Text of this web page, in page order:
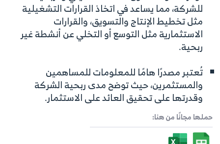
للشركة، مما يساعد في اتخاذ القرارات التشغيلية
مثل تخطيط الإنتاج والتسويق، والقرارات
الاستثمارية مثل التوسع أو التخلي عن أنشطة غير
ربحية.
تُعتبر مصدرًا هامًا للمعلومات للمساهمين
والمستثمرين، حيث توضح مدى ربحية الشركة
وقدرتها على تحقيق العائد على الاستثمار.
حملها مجانًا من هنا: